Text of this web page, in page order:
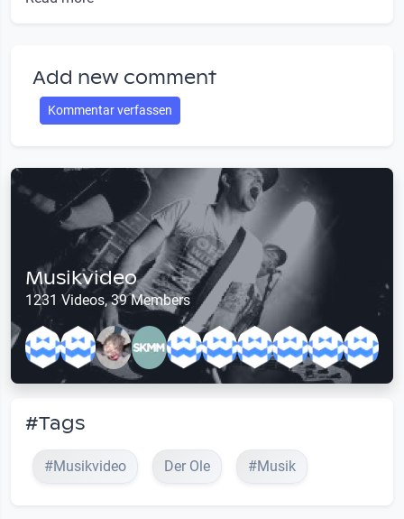
Add new comment
Kommentar verfassen
Musikvideo
1231 Videos, 39 Members
#Tags
#Musikvideo Der Ole #Musik